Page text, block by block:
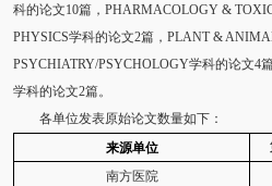
科的论文10篇，PHARMACOLOGY &
PHYSICS学科的论文2篇，PLANT &
PSYCHIATRY/PSYCHOLOGY学科的论文4
学科的论文2篇。
各单位发表原始论文数量如下：
来源单位
南方医院